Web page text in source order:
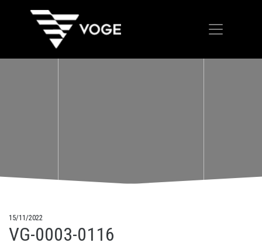
15/11/2022
VG-0003-0116